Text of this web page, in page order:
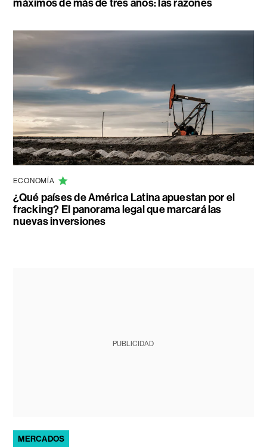
máximos de más de tres años: las razones
ECONOMÍA
¿Qué países de América Latina apuestan por el
fracking? El panorama legal que marcará las
nuevas inversiones
PUBLICIDAD
MERCADOS